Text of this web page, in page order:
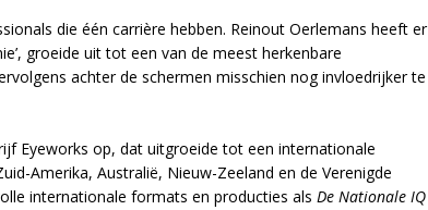
die één carrière hebben. Reinout Oerlemans heeft er
groeide uit tot een van de meest herkenbare
achter de schermen misschien nog invloedrijker te
Eyeworks op, dat uitgroeide tot een internationale
Amerika, Australië, Nieuw-Zeeland en de Verenigde
internationale formats en producties als De Nationale IQ